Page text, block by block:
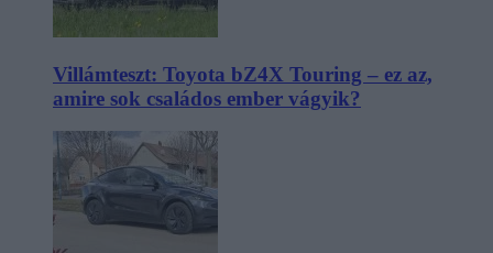
Villámteszt: Toyota bZ4X Touring – ez az,
amire sok családos ember vágyik?